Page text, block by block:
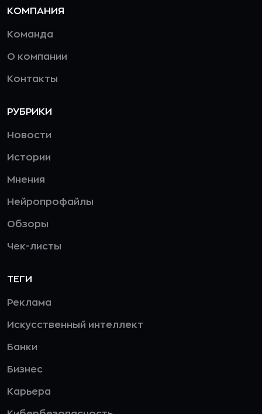
КОМПАНИЯ
Команда
О компании
Контакты
РУБРИКИ
Новости
Истории
Мнения
Нейропрофайлы
Обзоры
Чек-листы
ТЕГИ
Реклама
Искусственный интеллект
Банки
Бизнес
Карьера